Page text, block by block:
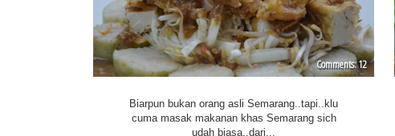
Biarpun bukan orang asli Semarang..tapi..klu
cuma masak makanan khas Semarang sich
udah biasa..dari...
12